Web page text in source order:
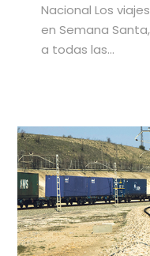
Nacional Los
en Semana
a todas las…